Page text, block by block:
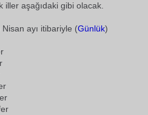
iller aşağıdaki gibi olacak.
Nisan ayı itibariyle (Günlük)